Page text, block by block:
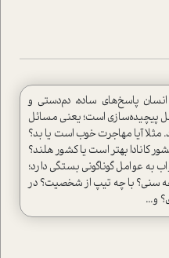
پاسخ‌های ساده، دم‌دستی و
پیچیده‌سازی ا‌ست؛ یعنی مسائل
مثلا آیا مهاجرت خوب ا‌ست یا بد؟
کانادا بهتر ا‌ست یا کشور هلند؟
عوامل گوناگونی بستگی دارد؛
سنی؟ با چه تیپ از شخصیت‌؟ در
و...